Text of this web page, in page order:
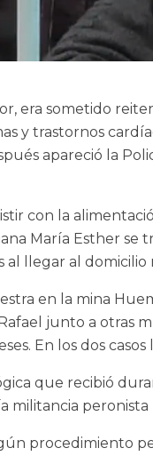
era sometido
y trastornos
apareció la
con la
María Esther se
llegar al
en la mina
junto a otras
En los dos
que recibió
militancia
procedimiento